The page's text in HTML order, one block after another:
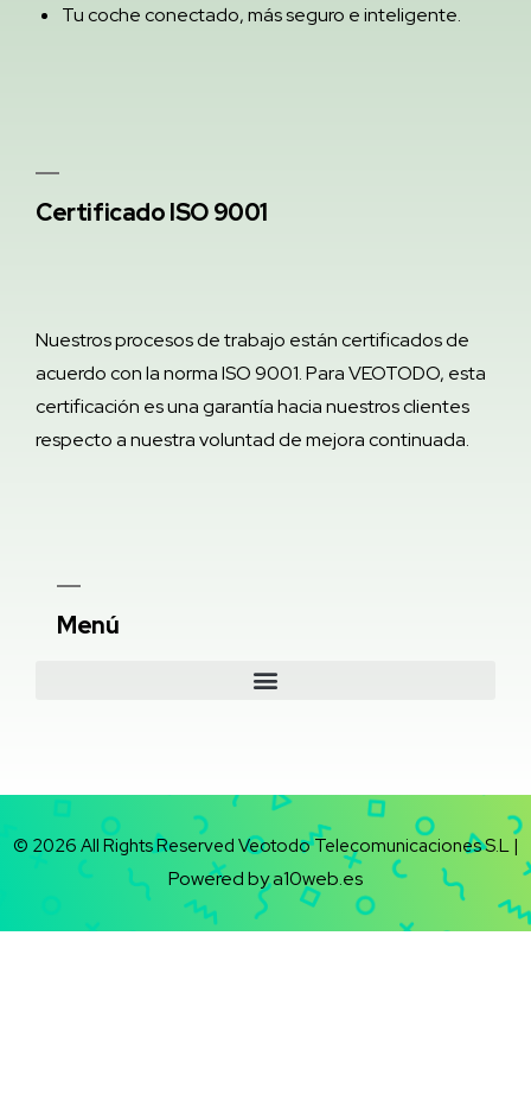
Menú
Tu coche conectado, más seguro e inteligente.
Certificado ISO 9001
Nuestros procesos de trabajo están certificados de
acuerdo con la norma ISO 9001. Para VEOTODO, esta
certificación es una garantía hacia nuestros clientes
respecto a nuestra voluntad de mejora continuada.
© 2026 All Rights Reserved Veotodo Telecomunicaciones S.L |
Powered by a10web.es